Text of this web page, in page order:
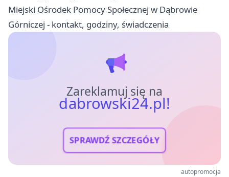
Miejski Ośrodek Pomocy Społecznej w Dąbrowie
Górniczej - kontakt, godziny, świadczenia
Zareklamuj się na
dabrowski24.pl!
SPRAWDŹ SZCZEGÓŁY
autopromocja